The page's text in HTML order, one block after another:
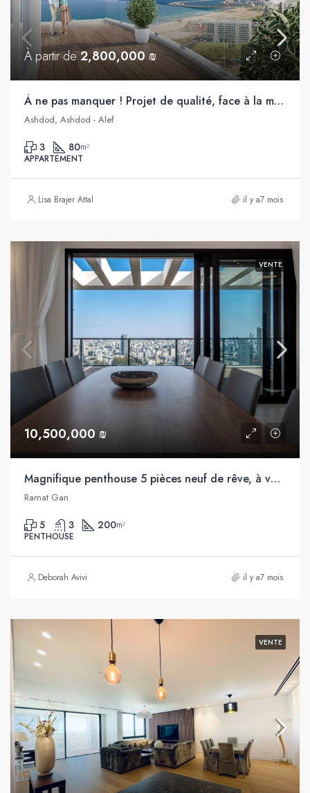
À partir de2,800,000 ₪
À ne pas manquer ! Projet de qualité, face à la mer, Alef, Ashdod
Ashdod, Ashdod - Alef
3 80m²
APPARTEMENT
Lisa Brajer Attal il y a7 mois
VENTE
10,500,000 ₪
Magnifique penthouse 5 pièces neuf de rêve, à vendre, Ramat Gan
Ramat Gan
5 3 200m²
PENTHOUSE
Deborah Avivi il y a7 mois
VENTE